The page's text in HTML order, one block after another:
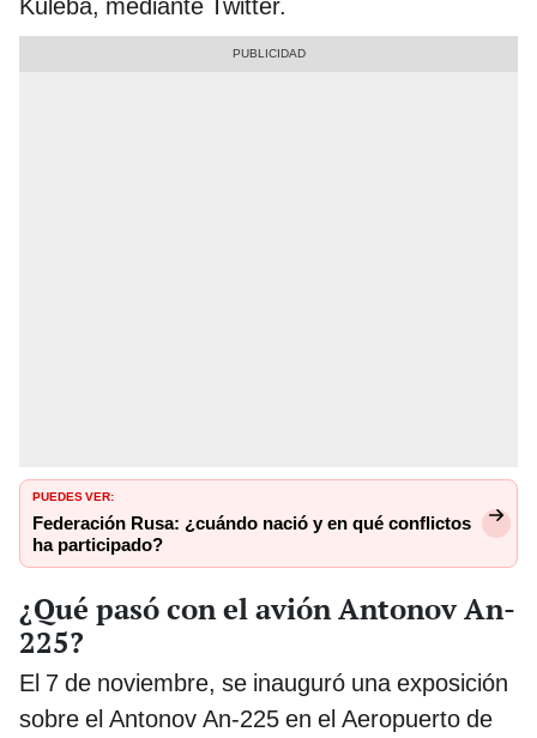
Kuleba, mediante Twitter.
PUEDES VER:
Federación Rusa: ¿cuándo nació y en qué conflictos
ha participado?
¿Qué pasó con el avión Antonov An-
225?
El 7 de noviembre, se inauguró una exposición
sobre el Antonov An-225 en el Aeropuerto de